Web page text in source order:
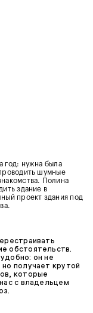
год: нужна была
шумные
Полина
здание в
проект здания под
обстоятельств.
он не
получает крутой
которые
с владельцем